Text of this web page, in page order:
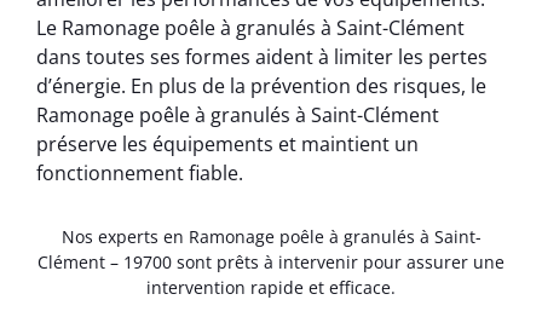
Le Ramonage poêle à granulés à Saint-Clément
dans toutes ses formes aident à limiter les pertes
d’énergie. En plus de la prévention des risques, le
Ramonage poêle à granulés à Saint-Clément
préserve les équipements et maintient un
fonctionnement fiable.
Nos experts en Ramonage poêle à granulés à Saint-
Clément – 19700 sont prêts à intervenir pour assurer une
intervention rapide et efficace.